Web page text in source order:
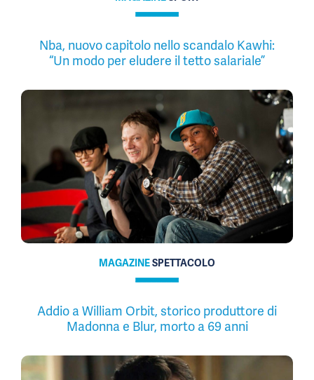
Nba, nuovo capitolo nello scandalo Kawhi:
“Un modo per eludere il tetto salariale”
MAGAZINESPETTACOLO
Addio a William Orbit, storico produttore di
Madonna e Blur, morto a 69 anni